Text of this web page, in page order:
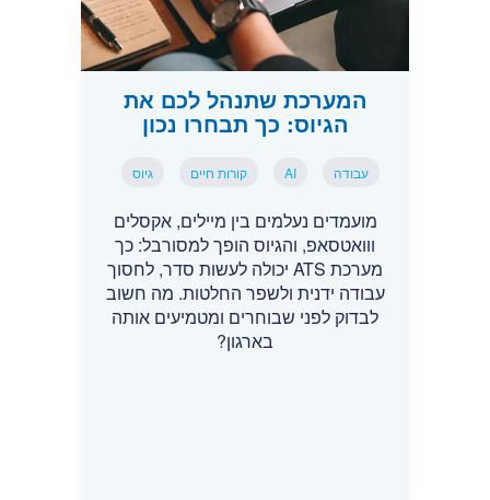
המערכת שתנהל לכם את
הגיוס: כך תבחרו נכון
עבודה AI קורות חיים גיוס
מועמדים נעלמים בין מיילים, אקסלים
ווואטסאפ, והגיוס הופך למסורבל: כך
מערכת ATS יכולה לעשות סדר, לחסוך
עבודה ידנית ולשפר החלטות. מה חשוב
לבדוק לפני שבוחרים ומטמיעים אותה
בארגון?